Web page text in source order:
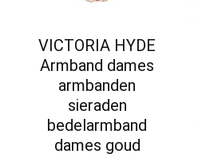
VICTORIA HYDE
Armband dames
armbanden
sieraden
bedelarmband
dames goud